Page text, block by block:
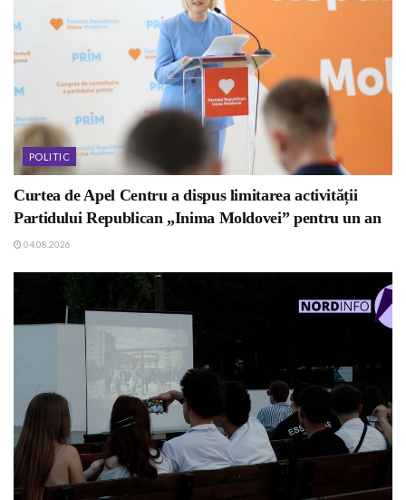
POLITIC
Curtea de Apel Centru a dispus limitarea activității
Partidului Republican „Inima Moldovei” pentru un an
04.08.2026